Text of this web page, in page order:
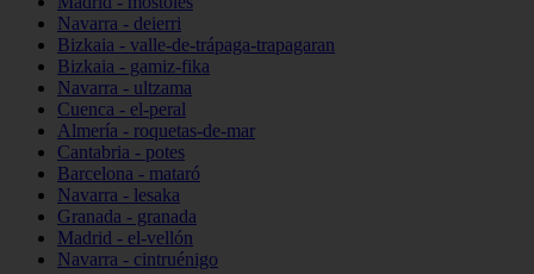
Navarra - deierri
Bizkaia - valle-de-trápaga-trapagaran
Bizkaia - gamiz-fika
Navarra - ultzama
Cuenca - el-peral
Almería - roquetas-de-mar
Cantabria - potes
Barcelona - mataró
Navarra - lesaka
Granada - granada
Madrid - el-vellón
Navarra - cintruénigo